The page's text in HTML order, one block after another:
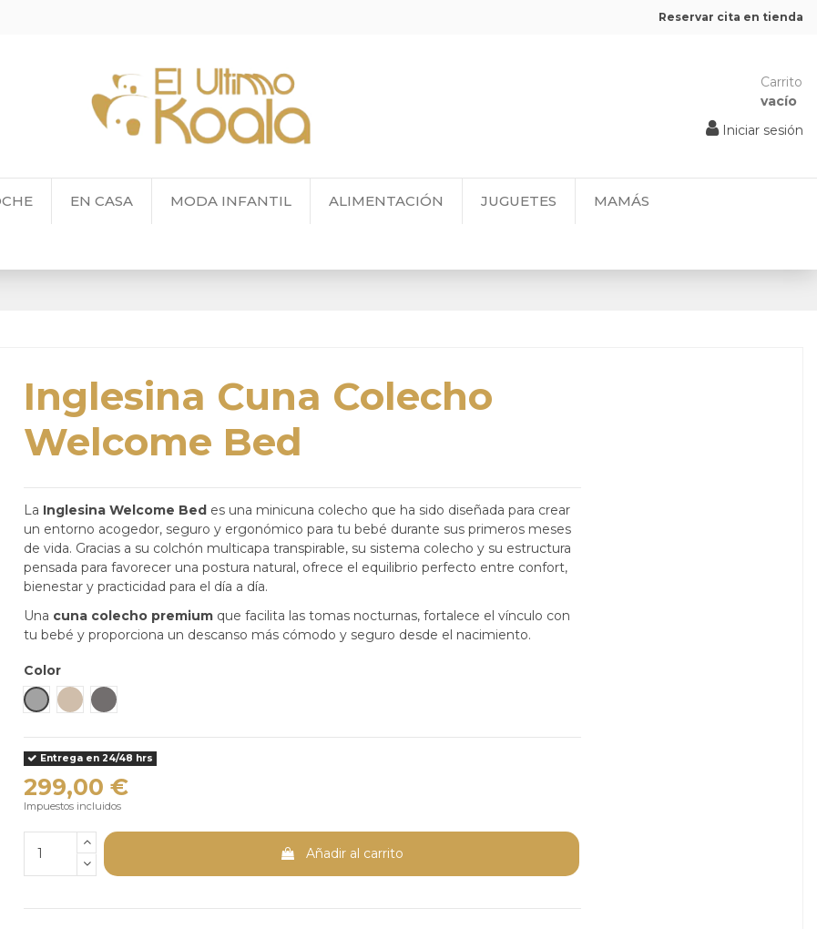
Reservar cita en tienda
Carrito
vacío
Iniciar sesión
EN CASA MODA INFANTIL ALIMENTACIÓN JUGUETES MAMÁS
Inglesina Cuna Colecho
Welcome Bed
La Inglesina Welcome Bedes una minicuna colecho que ha sido diseñada para crear
un entorno acogedor, seguro y ergonómico para tu bebé durante sus primeros meses
de vida. Gracias a su colchón multicapa transpirable, su sistema colecho y su estructura
pensada para favorecer una postura natural, ofrece el equilibrio perfecto entre confort,
bienestar y practicidad para el día a día.
Una cuna colecho premiumque facilita las tomas nocturnas, fortalece el vínculo con
tu bebé y proporciona un descanso más cómodo y seguro desde el nacimiento.
Color
Baku GreyMorpheus Beige
Shiva Grey
Entrega en 24/48 hrs
299,00 €
Impuestos incluidos
Añadir al carrito